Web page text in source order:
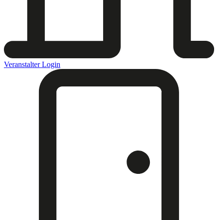
Veranstalter Login